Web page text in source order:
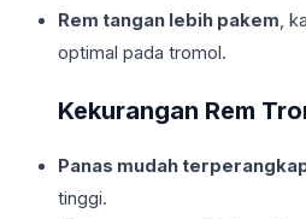
Rem tangan lebih pakem,
optimal pada tromol.
Kekurangan Rem
Panas mudah
tinggi.